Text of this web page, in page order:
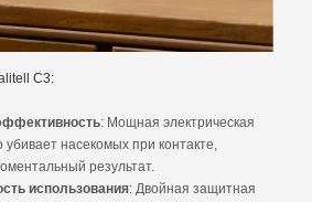
C3:
: Мощная электрическая
убивает насекомых при контакте,
результат.
использования: Двойная защитная